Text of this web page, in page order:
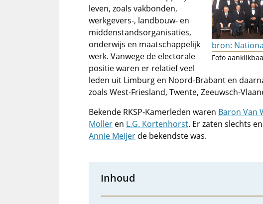
bron:
Foto
leven, zoals vakbonden,
werkgevers-, landbouw- en
middenstandsorganisaties,
onderwijs en maatschappelijk
werk. Vanwege de electorale
positie waren er relatief veel
leden uit Limburg en Noord-Brabant en
zoals West-Friesland, Twente, Zeeuwsch-
Bekende RKSP-Kamerleden waren Baron Van
Moller en L.G. Kortenhorst. Er zaten slechts
Annie Meijer de bekendste was.
Inhoud